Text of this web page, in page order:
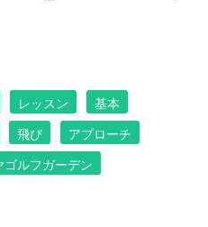
レッスン
基本
飛び
アプローチ
ゴルフガーデン